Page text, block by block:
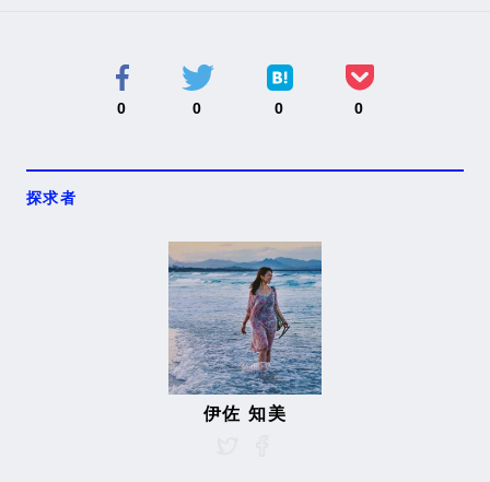
0 0 0 0
探求者
伊佐 知美